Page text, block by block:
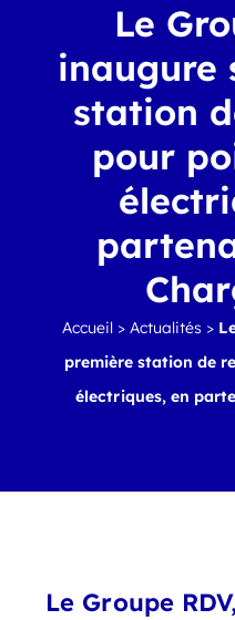
Le
inaugure
station
pour
Accueil>Actualités >
première station de
électriques, en
Le Groupe